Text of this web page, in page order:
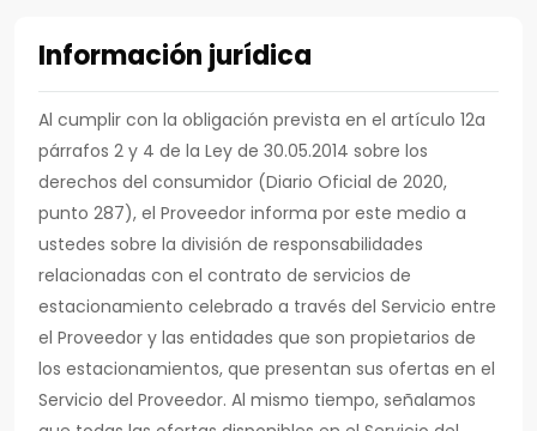
Información jurídica
Al cumplir con la obligación prevista en el artículo 12a
párrafos 2 y 4 de la Ley de 30.05.2014 sobre los
derechos del consumidor (Diario Oficial de 2020,
punto 287), el Proveedor informa por este medio a
ustedes sobre la división de responsabilidades
relacionadas con el contrato de servicios de
estacionamiento celebrado a través del Servicio entre
el Proveedor y las entidades que son propietarios de
los estacionamientos, que presentan sus ofertas en el
Servicio del Proveedor. Al mismo tiempo, señalamos